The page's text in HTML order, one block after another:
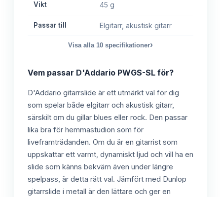
Vikt 45 g
Passar till Elgitarr, akustisk gitarr
Visa alla 10 specifikationer›
Vem passar D'Addario PWGS-SL för?
D'Addario gitarrslide är ett utmärkt val för dig
som spelar både elgitarr och akustisk gitarr,
särskilt om du gillar blues eller rock. Den passar
lika bra för hemmastudion som för
liveframträdanden. Om du är en gitarrist som
uppskattar ett varmt, dynamiskt ljud och vill ha en
slide som känns bekväm även under längre
spelpass, är detta rätt val. Jämfört med Dunlop
gitarrslide i metall är den lättare och ger en